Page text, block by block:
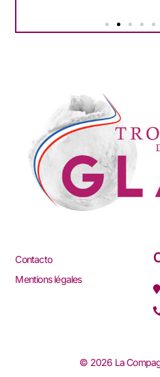
Contacto
Mentions légales
© 2026 La